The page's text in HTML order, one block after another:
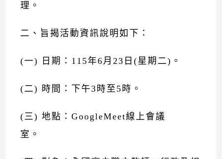
理。
二、旨揭活動資訊說明如下：
(一) 日期：115年6月23日(星期二)。
(二) 時間：下午3時至5時。
(三) 地點：GoogleMeet線上會議
室。